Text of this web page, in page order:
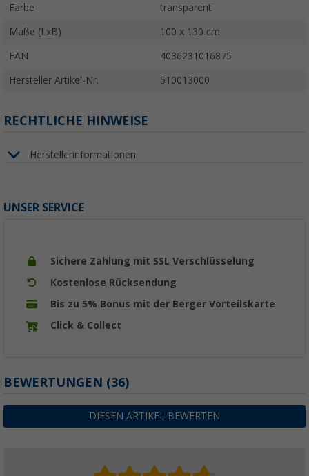
Farbe transparent
Maße (LxB) 100 x 130 cm
EAN 4036231016875
Hersteller Artikel-Nr. 510013000
RECHTLICHE HINWEISE
Herstellerinformationen
UNSER SERVICE
Sichere Zahlung mit SSL Verschlüsselung
Kostenlose Rücksendung
Bis zu 5% Bonus mit der Berger Vorteilskarte
Click & Collect
BEWERTUNGEN (36)
DIESEN ARTIKEL BEWERTEN